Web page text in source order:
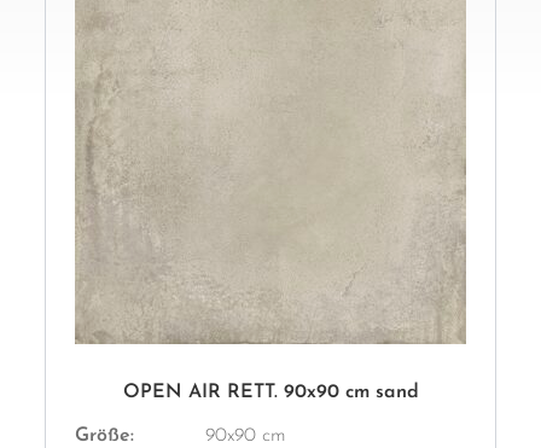
OPEN AIR RETT. 90x90 cm sand
Größe:
90x90 cm